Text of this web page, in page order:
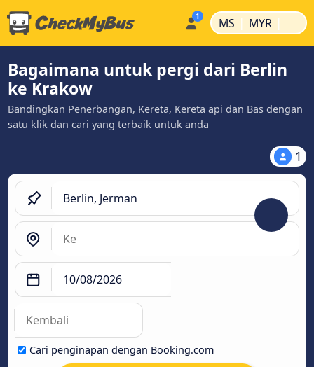
MS | MYR |
Bagaimana untuk pergi dari Berlin
ke Krakow
Bandingkan Penerbangan, Kereta, Kereta api dan Bas dengan
satu klik dan cari yang terbaik untuk anda
1
Cari penginapan dengan Booking.com